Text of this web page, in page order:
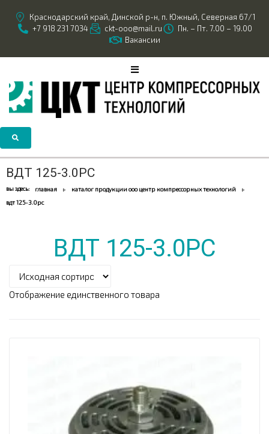
Краснодарский край, Динской р-н, п. Южный, Северная 67/1
+7 918 231 7034
ckt-ooo@mail.ru
Пн. – Пт. 7.00 – 19.00
Вакансии
ВДТ 125-3.0РС
вы здесь: главная
каталог продукции ооо центр компрессорных технологий
вдт 125-3.0рс
ВДТ 125-3.0РС
Отображение единственного товара